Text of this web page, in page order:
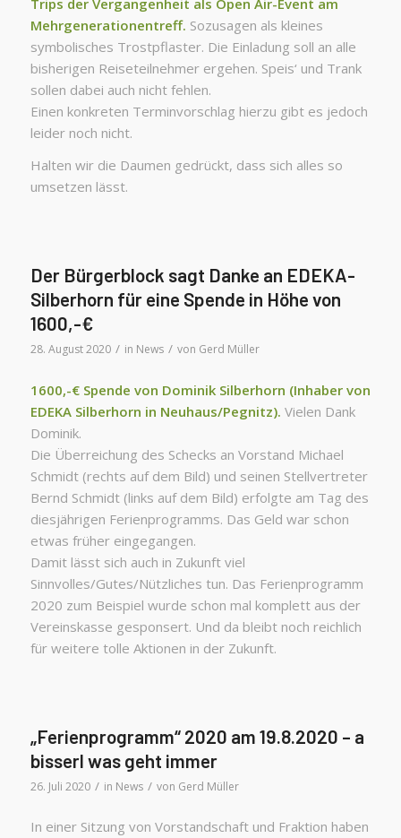
Mehrgenerationentreff. Sozusagen als kleines
symbolisches Trostpflaster. Die Einladung soll an alle
bisherigen Reiseteilnehmer ergehen. Speis‘ und Trank
sollen dabei auch nicht fehlen.
Einen konkreten Terminvorschlag hierzu gibt es jedoch
leider noch nicht.
Halten wir die Daumen gedrückt, dass sich alles so
umsetzen lässt.
Der Bürgerblock sagt Danke an EDEKA-
Silberhorn für eine Spende in Höhe von
1600,-€
28. August 2020 / in News / von Gerd Müller
1600,-€ Spende von Dominik Silberhorn (Inhaber von
EDEKA Silberhorn in Neuhaus/Pegnitz). Vielen Dank
Dominik.
Die Überreichung des Schecks an Vorstand Michael
Schmidt (rechts auf dem Bild) und seinen Stellvertreter
Bernd Schmidt (links auf dem Bild) erfolgte am Tag des
diesjährigen Ferienprogramms. Das Geld war schon
etwas früher eingegangen.
Damit lässt sich auch in Zukunft viel
Sinnvolles/Gutes/Nützliches tun. Das Ferienprogramm
2020 zum Beispiel wurde schon mal komplett aus der
Vereinskasse gesponsert. Und da bleibt noch reichlich
für weitere tolle Aktionen in der Zukunft.
„Ferienprogramm“ 2020 am 19.8.2020 – a
bisserl was geht immer
26. Juli 2020 / in News / von Gerd Müller
In einer Sitzung von Vorstandschaft und Fraktion haben